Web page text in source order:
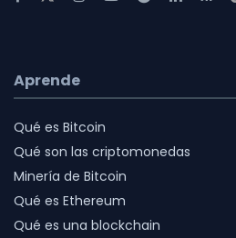
Aprende
Qué es Bitcoin
Qué son las criptomonedas
Minería de Bitcoin
Qué es Ethereum
Qué es una blockchain